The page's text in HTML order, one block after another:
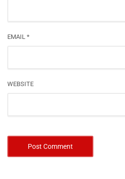
EMAIL *
WEBSITE